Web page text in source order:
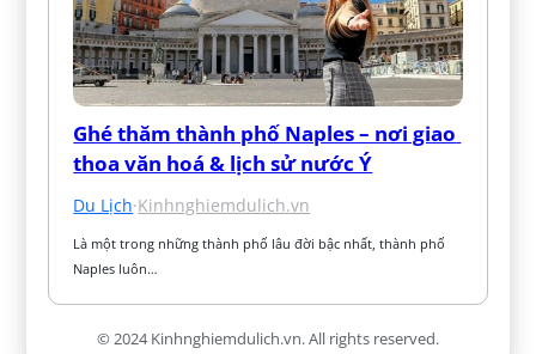
Ghé thăm thành phố Naples – nơi giao
thoa văn hoá & lịch sử nước Ý
Du Lịch·Kinhnghiemdulich.vn
Là một trong những thành phố lâu đời bậc nhất, thành phố
Naples luôn…
© 2024 Kinhnghiemdulich.vn. All rights reserved.